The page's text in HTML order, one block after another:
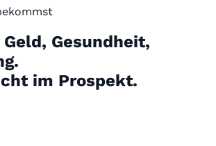
Gesundheit,
im Prospekt.